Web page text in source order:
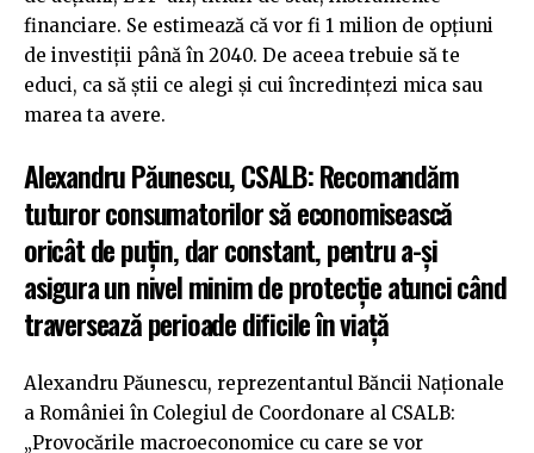
financiare. Se estimează că vor fi 1 milion de opțiuni
de investiții până în 2040. De aceea trebuie să te
educi, ca să știi ce alegi și cui încredințezi mica sau
marea ta avere.
Alexandru Păunescu, CSALB: Recomandăm
tuturor consumatorilor să economisească
oricât de puțin, dar constant, pentru a-și
asigura un nivel minim de protecție atunci când
traversează perioade dificile în viață
Alexandru Păunescu, reprezentantul Băncii Naționale
a României în Colegiul de Coordonare al CSALB:
„Provocările macroeconomice cu care se vor